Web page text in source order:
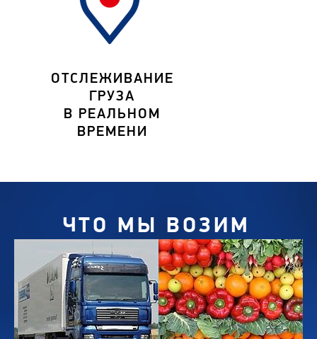
ОТСЛЕЖИВАНИЕ
ГРУЗА
В РЕАЛЬНОМ
ВРЕМЕНИ
ЧТО МЫ ВОЗИМ